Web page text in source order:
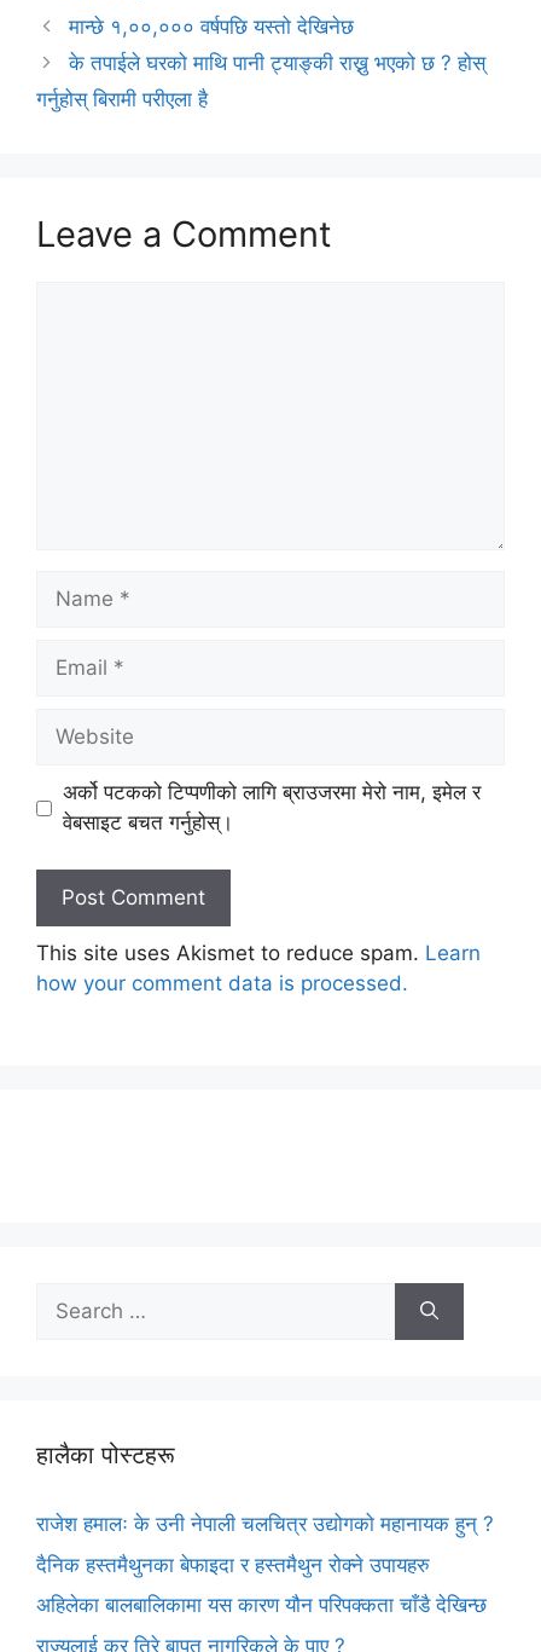
मान्छे १,००,००० वर्षपछि यस्तो देखिनेछ
के तपाईले घरको माथि पानी ट्याङ्की राख्नु भएको छ ? होस्
गर्नुहोस् बिरामी परीएला है
Leave a Comment
Name
Email
Website
अर्को पटकको टिप्पणीको लागि ब्राउजरमा मेरो नाम, इमेल र
वेबसाइट बचत गर्नुहोस्।
This site uses Akismet to reduce spam. Learn
how your comment data is processed.
Search
for:
हालैका पोस्टहरू
राजेश हमालः के उनी नेपाली चलचित्र उद्योगको महानायक हुन् ?
दैनिक हस्तमैथुनका बेफाइदा र हस्तमैथुन रोक्ने उपायहरु
अहिलेका बालबालिकामा यस कारण यौन परिपक्कता चाँडै देखिन्छ
राज्यलाई कर तिरे बापत नागरिकले के पाए ?